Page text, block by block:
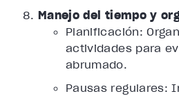
Manejo del tiempo y
Planificación:
actividades para
abrumado.
Pausas regulares: